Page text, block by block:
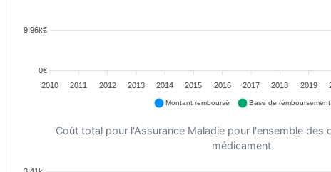
9.96k€
0€
2010
2011 2012 2013 2014 2015 2016 2017 2018 2019
Montant remboursé Base de remboursement
Coût total pour l'Assurance Maladie pour l'ensemble des
médicament